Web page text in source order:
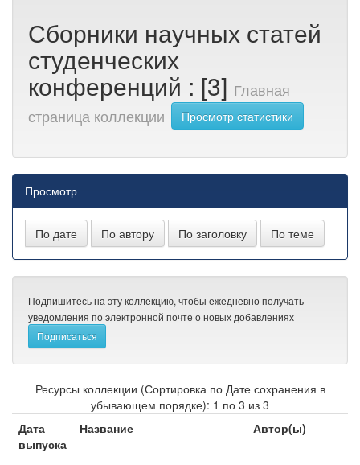
Сборники научных статей
студенческих
конференций : [3] Главная
страница коллекции
Просмотр статистики
Просмотр
Подпишитесь на эту коллекцию, чтобы ежедневно получать
уведомления по электронной почте о новых добавлениях
Ресурсы коллекции (Сортировка по Дате сохранения в
убывающем порядке): 1 по 3 из 3
Дата
выпуска
Название Автор(ы)